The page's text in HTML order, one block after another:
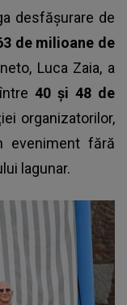
desfășurare de
de milioane de
Luca Zaia, a
40 și 48 de
organizatorilor,
eveniment fără
lagunar.